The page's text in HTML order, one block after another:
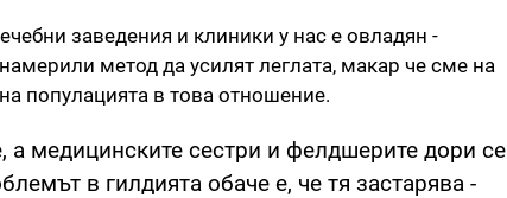
заведения и клиники у нас е овладян -
метод да усилят леглата, макар че сме на
популацията в това отношение.
медицинските сестри и фелдшерите дори се
в гилдията обаче е, че тя застарява -